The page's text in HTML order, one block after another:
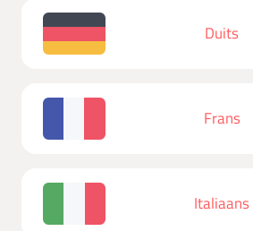
Duits
Frans
Italiaans